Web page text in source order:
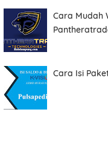
Cara Mudah
Cara Isi